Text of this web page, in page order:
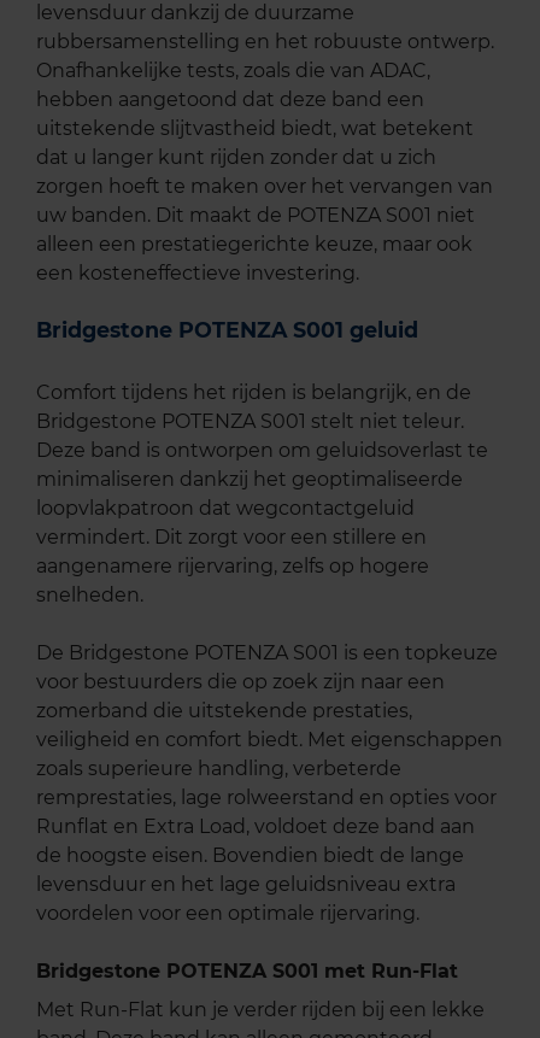
levensduur dankzij de duurzame
rubbersamenstelling en het robuuste ontwerp.
Onafhankelijke tests, zoals die van ADAC,
hebben aangetoond dat deze band een
uitstekende slijtvastheid biedt, wat betekent
dat u langer kunt rijden zonder dat u zich
zorgen hoeft te maken over het vervangen van
uw banden. Dit maakt de POTENZA S001 niet
alleen een prestatiegerichte keuze, maar ook
een kosteneffectieve investering.
Bridgestone POTENZA S001 geluid
Comfort tijdens het rijden is belangrijk, en de
Bridgestone POTENZA S001 stelt niet teleur.
Deze band is ontworpen om geluidsoverlast te
minimaliseren dankzij het geoptimaliseerde
loopvlakpatroon dat wegcontactgeluid
vermindert. Dit zorgt voor een stillere en
aangenamere rijervaring, zelfs op hogere
snelheden.
De Bridgestone POTENZA S001 is een topkeuze
voor bestuurders die op zoek zijn naar een
zomerband die uitstekende prestaties,
veiligheid en comfort biedt. Met eigenschappen
zoals superieure handling, verbeterde
remprestaties, lage rolweerstand en opties voor
Runflat en Extra Load, voldoet deze band aan
de hoogste eisen. Bovendien biedt de lange
levensduur en het lage geluidsniveau extra
voordelen voor een optimale rijervaring.
Bridgestone POTENZA S001 met Run-Flat
Met Run-Flat kun je verder rijden bij een lekke